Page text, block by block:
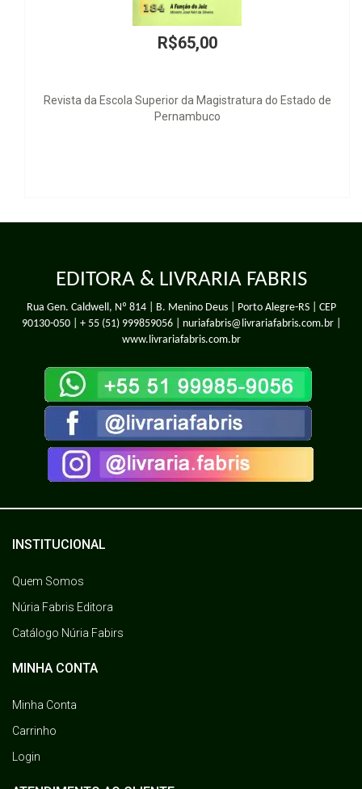
Superior da Magistratura do Estado de
EDITORA & LIVRARIA FABRIS
Rua Gen. Caldwell, Nº 814 | B. Menino Deus | Porto Alegre-RS | CEP
90130-050 | + 55 (51) 999859056| nuriafabris@livrariafabris.com.br |
www.livrariafabris.com.br
INSTITUCIONAL
Quem Somos
Núria Fabris Editora
Catálogo Núria Fabirs
MINHA CONTA
Minha Conta
Carrinho
Login